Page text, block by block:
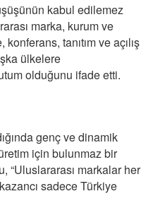
kabul edilemez
marka, kurum ve
tanıtım ve açılış
ülkelere
olduğunu ifade etti.
genç ve dinamik
için bulunmaz bir
“Uluslararası markalar her
sadece Türkiye